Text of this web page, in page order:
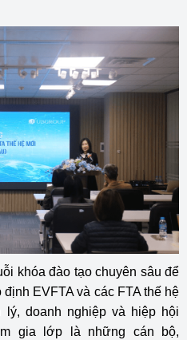
khóa đào tạo chuyên sâu để
EVFTA và các FTA thế hệ
doanh nghiệp và hiệp hội
gia lớp là những cán bộ,